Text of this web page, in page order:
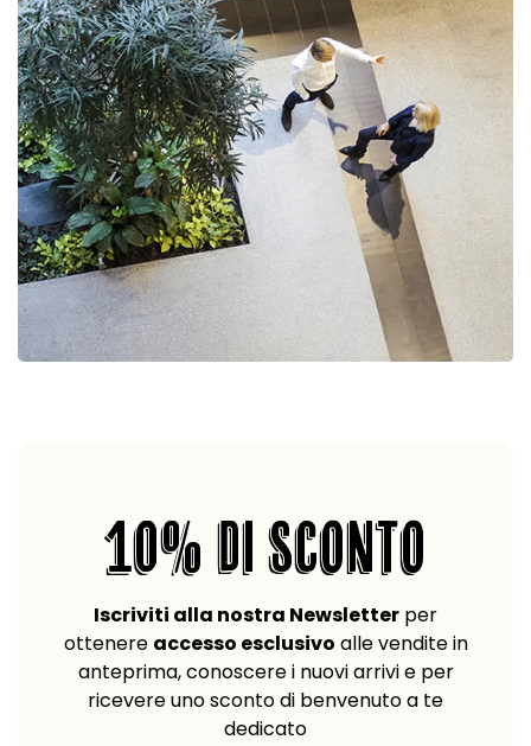
10% DI SCONTO
Iscriviti alla nostra Newsletter per
ottenere accesso esclusivo alle vendite in
anteprima, conoscere i nuovi arrivi e per
ricevere uno sconto di benvenuto a te
dedicato